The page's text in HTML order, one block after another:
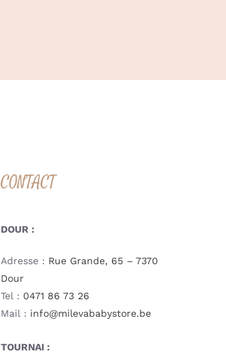
CONTACT
DOUR :
Adresse : Rue Grande, 65 – 7370
Dour
Tel : 0471 86 73 26
Mail : info@milevababystore.be
TOURNAI :